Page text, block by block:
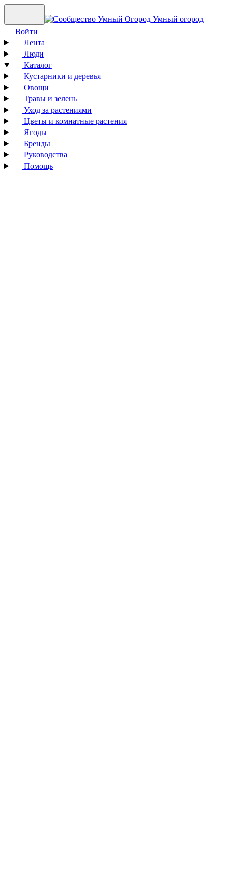
Умный огород
Войти
Лента
Люди
Каталог
Кустарники и деревья
Овощи
Травы и зелень
Уход за растениями
Цветы и комнатные растения
Ягоды
Бренды
Руководства
Помощь